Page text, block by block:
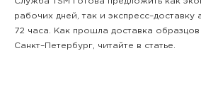
рабочих дней, так и экспресс–доставку
72 часа. Как прошла доставка
Санкт–Петербург, читайте в статье.